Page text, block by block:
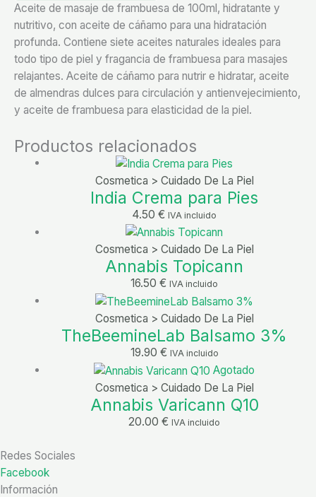
Aceite de masaje de frambuesa de 100ml, hidratante y
nutritivo, con aceite de cáñamo para una hidratación
profunda. Contiene siete aceites naturales ideales para
todo tipo de piel y fragancia de frambuesa para masajes
relajantes. Aceite de cáñamo para nutrir e hidratar, aceite
de almendras dulces para circulación y antienvejecimiento,
y aceite de frambuesa para elasticidad de la piel.
Productos relacionados
Cosmetica > Cuidado De La Piel
India Crema para Pies
4.50€ IVA incluido
Cosmetica > Cuidado De La Piel
Annabis Topicann
16.50€ IVA incluido
Cosmetica > Cuidado De La Piel
TheBeemineLab Balsamo 3%
19.90 € IVA incluido
Agotado
Cosmetica > Cuidado De La Piel
Annabis Varicann Q10
20.00€ IVA incluido
Redes Sociales
Facebook
Información